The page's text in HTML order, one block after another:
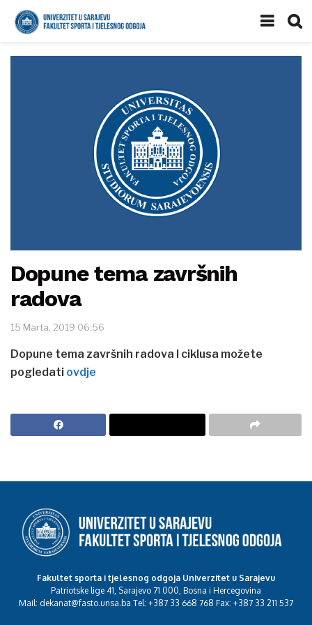
Dopune tema završnih
radova
15 Marta, 2019 06:56
Dopune tema završnih radova I ciklusa možete
pogledati ovdje
Fakultet sporta i tjelesnog odgoja Univerzitet u Sarajevu
Patriotske lige 41, Sarajevo 71 000, Bosna i Hercegovina
Mail: dekanat@fasto.unsa.ba Tel: +387 33 668 768 Fax: +387 33 211 537